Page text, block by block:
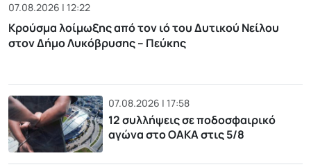
07.08.2026 | 12:22
Κρούσμα λοίμωξης από τον ιό του Δυτικού Νείλου
στον Δήμο Λυκόβρυσης – Πεύκης
07.08.2026 | 17:58
12 συλλήψεις σε ποδοσφαιρικό
αγώνα στο ΟΑΚΑ στις 5/8